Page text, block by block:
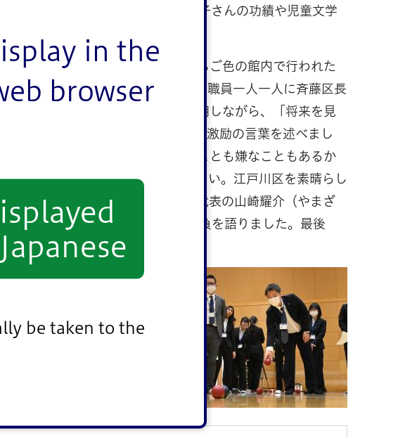
in the
browser
be taken to the
際アンデルセン賞作家の角野栄子さんの功績や児童文学
コリコの町」をイメージしたいちご色の館内で行われた
加。江戸川区歌を斉唱したのち、職員一人一人に斉藤区長
藤区長が区の魅力や取り組みを説明しながら、「将来を見
区を大好きになってください」と激励の言葉を述べまし
プライズ登場。「これから楽しいことも嫌なこともあるか
てる以上のパワーを発揮してほしい。江戸川区を素晴らし
言葉を贈りました。新規採用職員代表の山崎耀介（やまざ
ために尽力していきます」と抱負を語りました。最後
てもらおうとボッチ
が行われました。
たが、スムーズに
と話しました。